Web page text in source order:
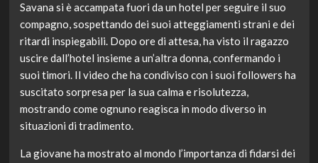
Savana si è accampata fuori da un hotel per seguire il suo
compagno, sospettando dei suoi atteggiamenti strani e dei
ritardi inspiegabili. Dopo ore di attesa, ha visto il ragazzo
uscire dall’hotel insieme a un’altra donna, confermando i
suoi timori. Il video che ha condiviso con i suoi followers ha
suscitato sorpresa per la sua calma e risolutezza,
mostrando come ognuno reagisca in modo diverso in
situazioni di tradimento.
La giovane ha mostrato al mondo l’importanza di fidarsi dei